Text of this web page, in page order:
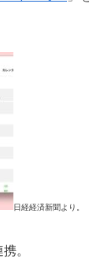
日経経済新聞より。
。